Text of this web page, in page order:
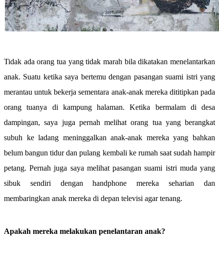
Tidak ada orang tua yang tidak marah bila dikatakan menelantarkan
anak. Suatu ketika saya bertemu dengan pasangan suami istri yang
merantau untuk bekerja sementara anak-anak mereka dititipkan pada
orang tuanya di kampung halaman. Ketika bermalam di desa
dampingan, saya juga pernah melihat orang tua yang berangkat
subuh ke ladang meninggalkan anak-anak mereka yang bahkan
belum bangun tidur dan pulang kembali ke rumah saat sudah hampir
petang. Pernah juga saya melihat pasangan suami istri muda yang
sibuk sendiri dengan handphone mereka seharian dan
membaringkan anak mereka di depan televisi agar tenang.
Apakah mereka melakukan penelantaran anak?